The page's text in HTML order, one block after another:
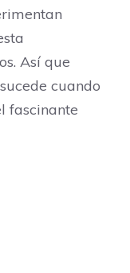
Así que
cuando
fascinante